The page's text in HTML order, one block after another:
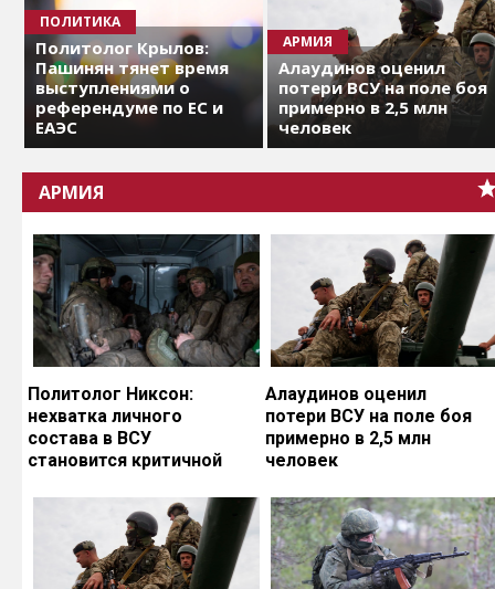
ПОЛИТИКА
Политолог Крылов:
Пашинян тянет время
выступлениями о
референдуме по ЕС и
ЕАЭС
АРМИЯ
Алаудинов оценил
потери ВСУ на поле боя
примерно в 2,5 млн
человек
АРМИЯ
Политолог Никсон:
нехватка личного
состава в ВСУ
становится критичной
Алаудинов оценил
потери ВСУ на поле боя
примерно в 2,5 млн
человек